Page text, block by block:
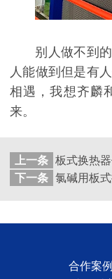
别人做不到
人能做到但是有
相遇，我想齐麟
来。
上一条
下一条
合作案例